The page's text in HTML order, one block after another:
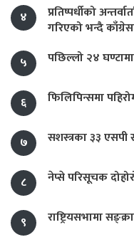
४
प्रतिष्पर्धीको
गरिएको भन्दै
५
पछिल्लो २४
६ फिलिपिन्समा
७ सशस्त्रका ३३
८ नेप्से परिसूचक
९ राष्ट्रियसभामा